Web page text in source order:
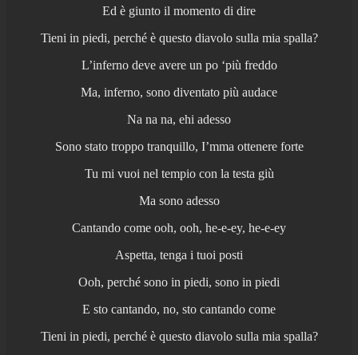
Ed è giunto il momento di dire
Tieni in piedi, perché è questo diavolo sulla mia spalla?
L’inferno deve avere un po ‘più freddo
Ma, inferno, sono diventato più audace
Na na na, ehi adesso
Sono stato troppo tranquillo, I’mma ottenere forte
Tu mi vuoi nel tempio con la testa giù
Ma sono adesso
Cantando come ooh, ooh, he-e-ey, he-e-ey
Aspetta, tenga i tuoi posti
Ooh, perché sono in piedi, sono in piedi
E sto cantando, no, sto cantando come
Tieni in piedi, perché è questo diavolo sulla mia spalla?